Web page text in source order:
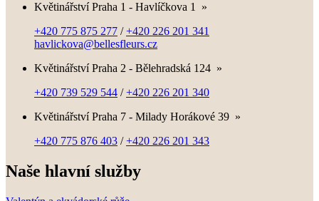
Květinářství Praha 1 - Havlíčkova 1
»
+420 775 875 277 /+420 226 201 341
havlickova@bellesfleurs.cz
Květinářství Praha 2 - Bělehradská 124 »
+420 739 529 544 /+420 226 201 340
Květinářství Praha 7 - Milady Horákové 39 »
+420 775 876 403 /+420 226 201 343
Naše hlavní služby